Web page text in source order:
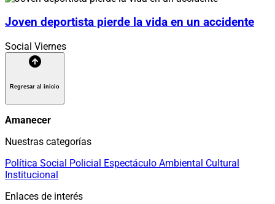
Joven deportista pierde la vida en un accidente
Social Viernes
Regresar al inicio
Amanecer
Nuestras categorías
Política Social Policial Espectáculo Ambiental Cultural
Institucional
Enlaces de interés